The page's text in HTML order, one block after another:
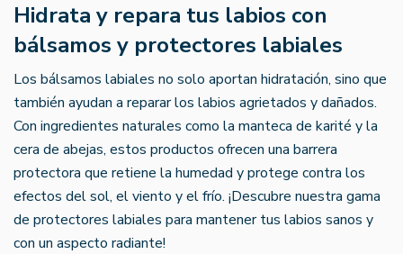
Hidrata y repara tus labios con
bálsamos y protectores labiales
Los bálsamos labiales no solo aportan hidratación, sino que
también ayudan a reparar los labios agrietados y dañados.
Con ingredientes naturales como la manteca de karité y la
cera de abejas, estos productos ofrecen una barrera
protectora que retiene la humedad y protege contra los
efectos del sol, el viento y el frío. ¡Descubre nuestra gama
de protectores labiales para mantener tus labios sanos y
con un aspecto radiante!